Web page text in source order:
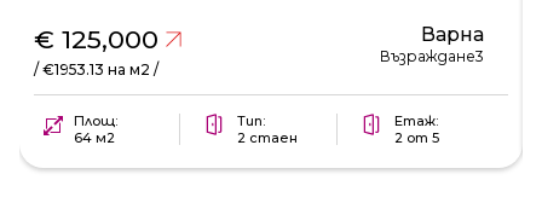
€ 125,000
/ €1953.13 на м2 /
Варна
Възраждане3
Площ:
64 м2
Тип:
2 стаен
Етаж:
2 от 5